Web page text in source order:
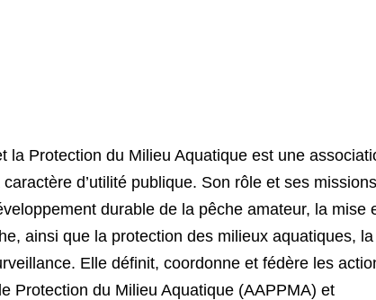
la Protection du Milieu Aquatique est une
d’utilité publique. Son rôle et ses
durable de la pêche amateur, la mise
ainsi que la protection des milieux aquatiques, la
Elle définit, coordonne et fédère les
Protection du Milieu Aquatique (AAPPMA) et